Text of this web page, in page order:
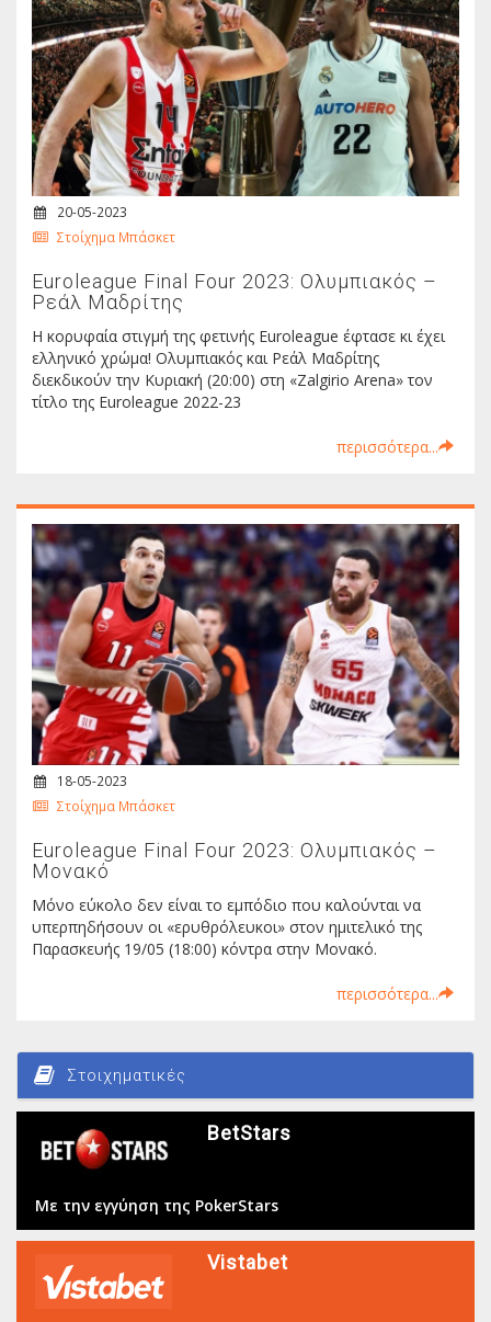
20-05-2023
Στοίχημα Μπάσκετ
Euroleague Final Four 2023: Ολυμπιακός –
Ρεάλ Μαδρίτης
Η κορυφαία στιγμή της φετινής Euroleague έφτασε κι έχει
ελληνικό χρώμα! Ολυμπιακός και Ρεάλ Μαδρίτης
διεκδικούν την Κυριακή (20:00) στη «Zalgirio Arena» τον
τίτλο της Euroleague 2022-23
περισσότερα...
18-05-2023
Στοίχημα Μπάσκετ
Euroleague Final Four 2023: Ολυμπιακός –
Μονακό
Μόνο εύκολο δεν είναι το εμπόδιο που καλούνται να
υπερπηδήσουν οι «ερυθρόλευκοι» στον ημιτελικό της
Παρασκευής 19/05 (18:00) κόντρα στην Μονακό.
περισσότερα...
Στοιχηματικές
BetStars
Με την εγγύηση της PokerStars
Vistabet